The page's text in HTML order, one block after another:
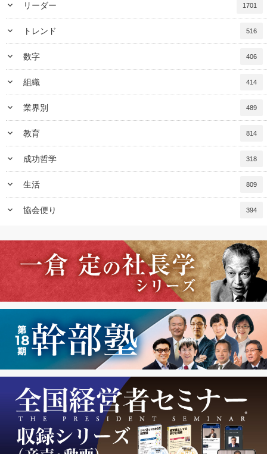
keyboard_arrow_down リーダー 1701
keyboard_arrow_down トレンド 516
keyboard_arrow_down 数字 406
keyboard_arrow_down 組織 414
keyboard_arrow_down 業界別 489
keyboard_arrow_down 教育 814
keyboard_arrow_down 成功哲学 318
keyboard_arrow_down 生活 809
keyboard_arrow_down 協会便り 394